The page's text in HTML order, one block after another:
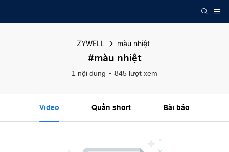
ZYWELL màu nhiệt
#màu nhiệt
1 nội dung 845 lượt xem
Video Quần short Bài báo